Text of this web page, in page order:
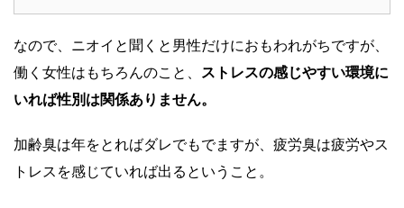
なので、ニオイと聞くと男性だけにおもわれがちですが、
働く女性はもちろんのこと、
ストレスの感じやすい環境に
いれば性別は関係ありません。
加齢臭は年をとればダレでもでますが、疲労臭は疲労やス
トレスを感じていれば出るということ。